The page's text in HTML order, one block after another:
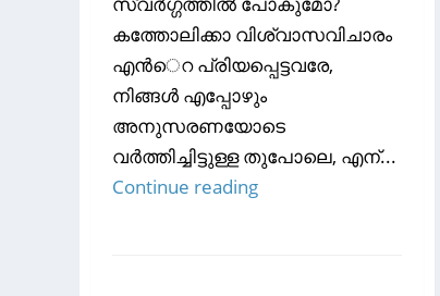
കത്തോലിക്കാ വിശ്വാസവിചാരം
എന്‍െറ പ്രിയപ്പെട്ടവരേ,
നിങ്ങള്‍ എപ്പോഴും
അനുസരണയോടെ
വര്‍ത്തിച്ചിട്ടുള്ള തുപോലെ, എന്...
Continue reading